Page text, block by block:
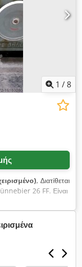
1 /8
, Διατίθεται
26 FF. Είναι
Hbfs Amisa